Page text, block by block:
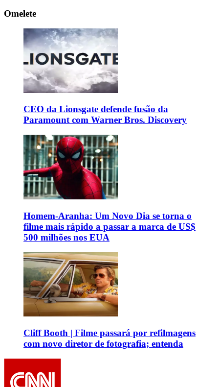
Omelete
CEO da Lionsgate defende fusão da
Paramount com Warner Bros. Discovery
Homem-Aranha: Um Novo Dia se torna o
filme mais rápido a passar a marca de US$
500 milhões nos EUA
Cliff Booth | Filme passará por refilmagens
com novo diretor de fotografia; entenda